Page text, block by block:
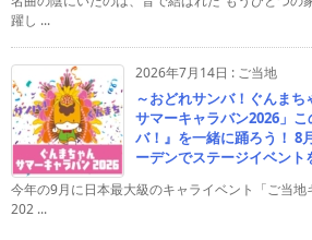
躍し ...
2026年7月14日 : ご当地
～おどれサンバ！ぐんま
サマーキャラバン2026」
バ！』を一緒に踊ろう！ 8
ーデンでステージイベント
今年の9月に日本最大級のキャライベント「ご当地
202 ...